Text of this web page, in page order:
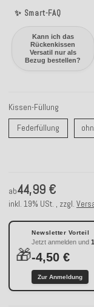
✨ Smart-FAQ
Kann ich das
Rückenkissen
Versatil nur als
Bezug bestellen?
Kissen-Füllung
Federfüllung
ab44,99 €
inkl. 19% USt. , zzgl.
🎁
Newsletter Vorteil
Jetzt anmelden und
-4,50 €
Zur Anmeldung